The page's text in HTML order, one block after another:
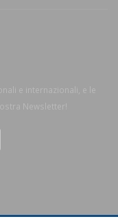
e internazionali, e le
Newsletter!